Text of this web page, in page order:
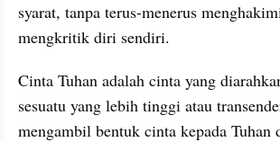
syarat, tanpa terus-menerus
mengkritik diri sendiri.
Cinta Tuhan adalah cinta yang
sesuatu yang lebih tinggi atau
mengambil bentuk cinta kepada Tuhan